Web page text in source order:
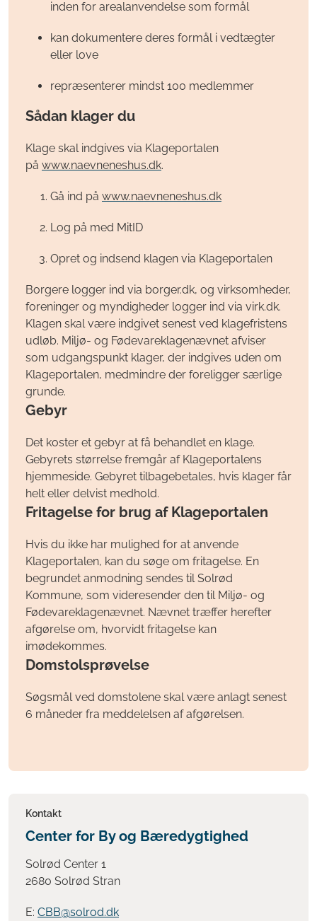
inden for arealanvendelse som formål
kan dokumentere deres formål i vedtægter
eller love
repræsenterer mindst 100 medlemmer
Sådan klager du
Klage skal indgives via Klageportalen
på www.naevneneshus.dk.
Gå ind på www.naevneneshus.dk
Log på med MitID
Opret og indsend klagen via Klageportalen
Borgere logger ind via borger.dk, og virksomheder,
foreninger og myndigheder logger ind via virk.dk.
Klagen skal være indgivet senest ved klagefristens
udløb. Miljø- og Fødevareklagenævnet afviser
som udgangspunkt klager, der indgives uden om
Klageportalen, medmindre der foreligger særlige
grunde.
Gebyr
Det koster et gebyr at få behandlet en klage.
Gebyrets størrelse fremgår af Klageportalens
hjemmeside. Gebyret tilbagebetales, hvis klager får
helt eller delvist medhold.
Fritagelse for brug af Klageportalen
Hvis du ikke har mulighed for at anvende
Klageportalen, kan du søge om fritagelse. En
begrundet anmodning sendes til Solrød
Kommune, som videresender den til Miljø- og
Fødevareklagenævnet. Nævnet træffer herefter
afgørelse om, hvorvidt fritagelse kan
imødekommes.
Domstolsprøvelse
Søgsmål ved domstolene skal være anlagt senest
6 måneder fra meddelelsen af afgørelsen.
Kontakt
Center for By og Bæredygtighed
Solrød Center 1
2680 Solrød Stran
E: CBB@solrod.dk